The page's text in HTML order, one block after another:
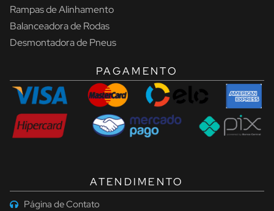
Rampas de Alinhamento
Balanceadora de Rodas
Desmontadora de Pneus
PAGAMENTO
ATENDIMENTO
Página de Contato